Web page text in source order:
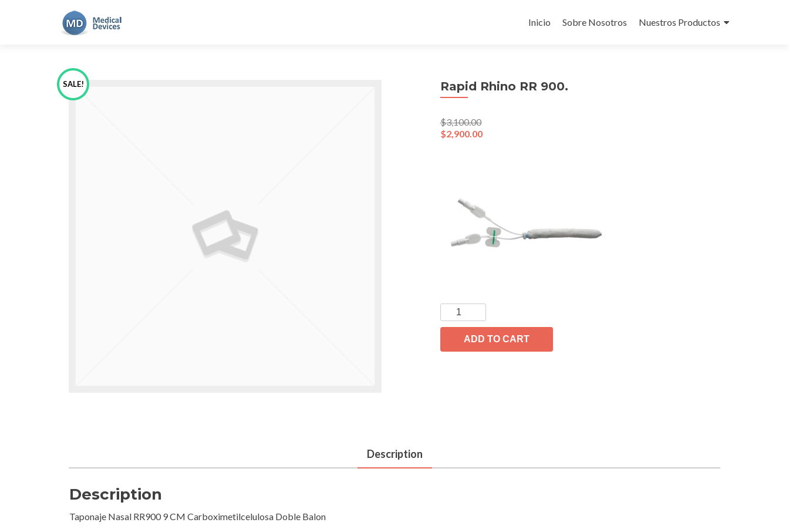
to
Inicio Sobre Nosotros Nuestros Productos
SALE! Rapid Rhino RR 900.
$3,100.00
$2,900.00
ADD TO CART
Description
Description
Taponaje Nasal RR900 9 CM Carboximetilcelulosa Doble Balon